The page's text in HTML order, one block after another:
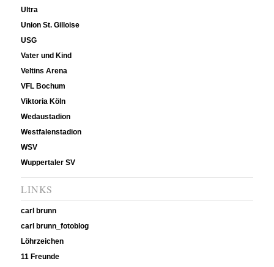
Ultra
Union St. Gilloise
USG
Vater und Kind
Veltins Arena
VFL Bochum
Viktoria Köln
Wedaustadion
Westfalenstadion
WSV
Wuppertaler SV
LINKS
carl brunn
carl brunn_fotoblog
Löhrzeichen
11 Freunde